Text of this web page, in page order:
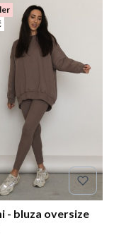
- bluza oversize